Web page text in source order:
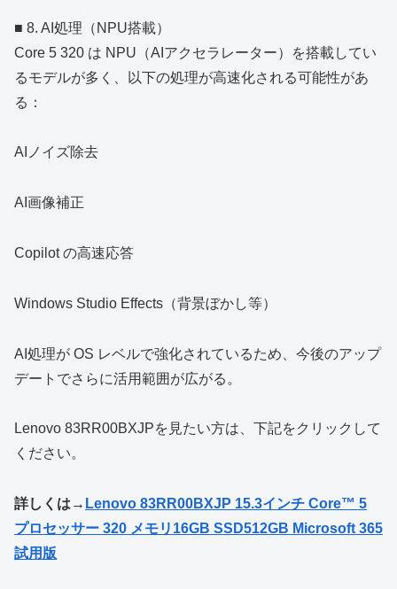
■ 8. AI処理（NPU搭載）
Core 5 320 は NPU（AIアクセラレーター）を搭載してい
るモデルが多く、以下の処理が高速化される可能性があ
る：
AIノイズ除去
AI画像補正
Copilot の高速応答
Windows Studio Effects（背景ぼかし等）
AI処理が OS レベルで強化されているため、今後のアップ
デートでさらに活用範囲が広がる。
Lenovo 83RR00BXJPを見たい方は、下記をクリックして
ください。
詳しくは→ Lenovo 83RR00BXJP 15.3インチ Core™ 5
プロセッサー 320 メモリ16GB SSD512GB Microsoft 365
試用版